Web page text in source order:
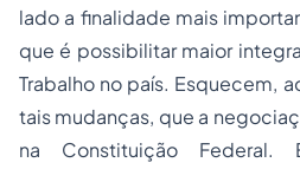
lado a finalidade mais
que é possibilitar maior
Trabalho no país. Esquecem,
tais mudanças, que a
na Constituição